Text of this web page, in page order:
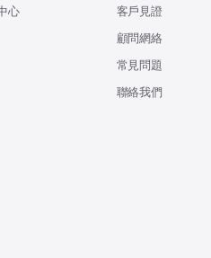
心
客戶見證
顧問網絡
常見問題
聯絡我們